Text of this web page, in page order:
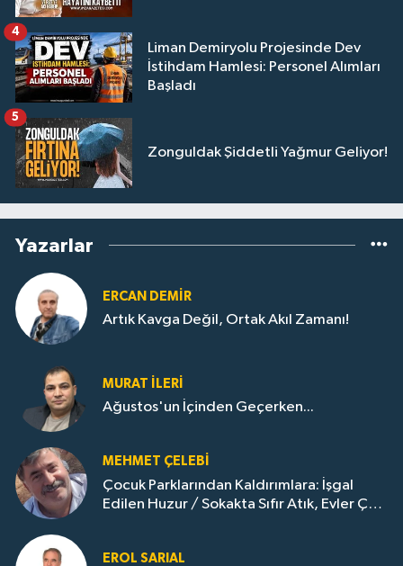
Liman Demiryolu Projesinde Dev
İstihdam Hamlesi: Personel Alımları
Başladı
4
Zonguldak Şiddetli Yağmur Geliyor!
5
Yazarlar
ERCAN DEMIR
Artık Kavga Değil, Ortak Akıl Zamanı!
MURAT İLERI
Ağustos'un İçinden Geçerken...
MEHMET ÇELEBI
Çocuk Parklarından Kaldırımlara: İşgal
Edilen Huzur / Sokakta Sıfır Atık, Evler Çöp
EROL SARIAL